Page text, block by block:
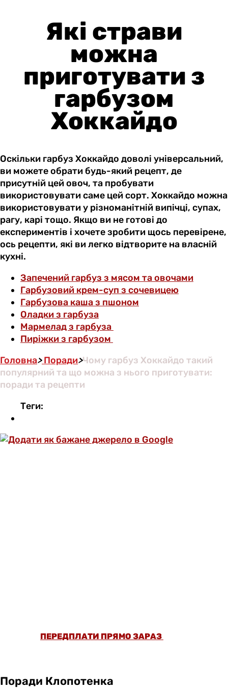
Які страви
можна
приготувати з
гарбузом
Хоккайдо
Оскільки гарбуз Хоккайдо доволі універсальний,
ви можете обрати будь-який рецепт, де
присутній цей овоч, та пробувати
використовувати саме цей сорт. Хоккайдо можна
використовувати у різноманітній випічці, супах,
рагу, карі тощо. Якщо ви не готові до
експериментів і хочете зробити щось перевірене,
ось рецепти, які ви легко відтворите на власній
кухні.
Запечений гарбуз з мясом та овочами
Гарбузовий крем-суп з сочевицею
Гарбузова каша з пшоном
Оладки з гарбуза
Мармелад з гарбуза
Пиріжки з гарбузом
Головна>Поради>Чому гарбуз Хоккайдо такий
популярний та що можна з нього приготувати:
поради та рецепти
Теги:
ПЕРЕДПЛАТИ ПРЯМО ЗАРАЗ
Поради Клопотенка